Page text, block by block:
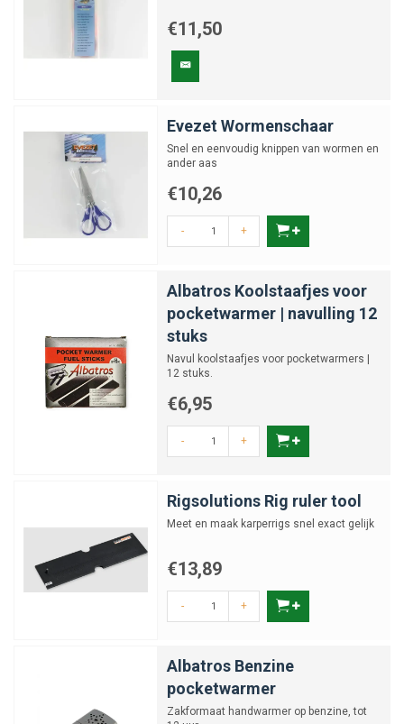
€11,50
Evezet Wormenschaar
Snel en eenvoudig knippen van wormen en
ander aas
€10,26
- +
Albatros Koolstaafjes voor
pocketwarmer | navulling 12
stuks
Navul koolstaafjes voor pocketwarmers |
12 stuks.
€6,95
- +
Rigsolutions Rig ruler tool
Meet en maak karperrigs snel exact gelijk
€13,89
- +
Albatros Benzine
pocketwarmer
Zakformaat handwarmer op benzine, tot